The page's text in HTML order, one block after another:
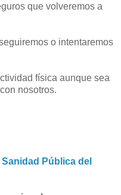
que volveremos a
o intentaremos
física aunque sea
nosotros.
Pública del